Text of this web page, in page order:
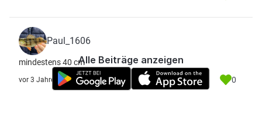
Paul_1606
mindestens 40 cm
vor 3 Jahre 0
Alle Beiträge anzeigen